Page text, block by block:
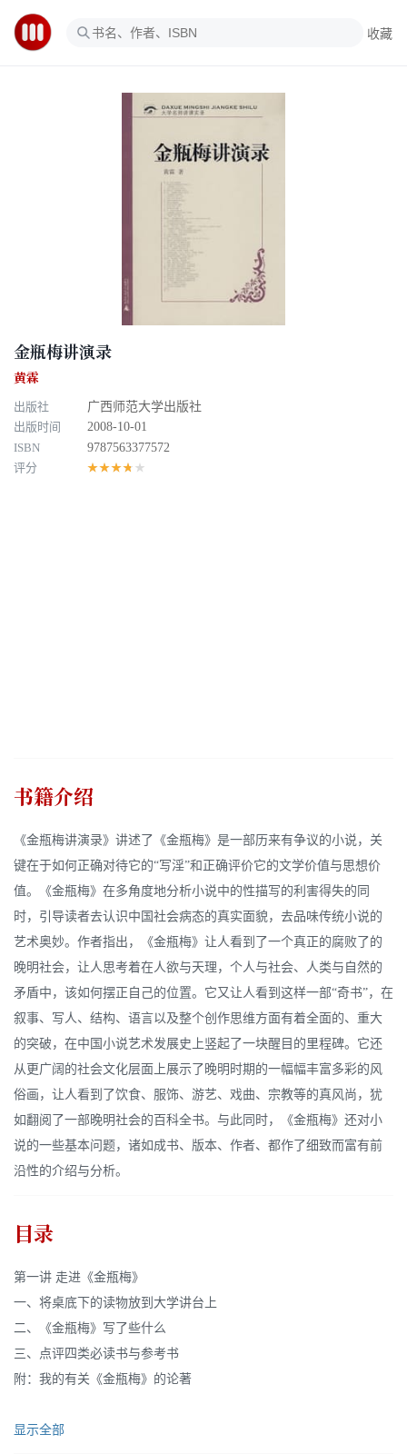
收藏
金瓶梅讲演录
黄霖
出版社
广西师范大学出版社
出版时间
2008-10-01
ISBN
9787563377572
评分
★★★★★
书籍介绍
《金瓶梅讲演录》讲述了《金瓶梅》是一部历来有争议的小说，关
键在于如何正确对待它的“写淫”和正确评价它的文学价值与思想价
值。《金瓶梅》在多角度地分析小说中的性描写的利害得失的同
时，引导读者去认识中国社会病态的真实面貌，去品味传统小说的
艺术奥妙。作者指出，《金瓶梅》让人看到了一个真正的腐败了的
晚明社会，让人思考着在人欲与天理，个人与社会、人类与自然的
矛盾中，该如何摆正自己的位置。它又让人看到这样一部“奇书”，在
叙事、写人、结构、语言以及整个创作思维方面有着全面的、重大
的突破，在中国小说艺术发展史上竖起了一块醒目的里程碑。它还
从更广阔的社会文化层面上展示了晚明时期的一幅幅丰富多彩的风
俗画，让人看到了饮食、服饰、游艺、戏曲、宗教等的真风尚，犹
如翻阅了一部晚明社会的百科全书。与此同时，《金瓶梅》还对小
说的一些基本问题，诸如成书、版本、作者、都作了细致而富有前
沿性的介绍与分析。
目录
第一讲 走进《金瓶梅》
一、将桌底下的读物放到大学讲台上
二、《金瓶梅》写了些什么
三、点评四类必读书与参考书
附：我的有关《金瓶梅》的论著
显示全部